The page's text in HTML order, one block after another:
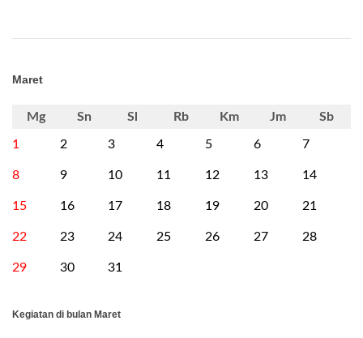
Maret
Mg Sn Sl Rb Km Jm Sb
1 2 3 4 5 6 7
8 9 10 11 12 13 14
15 16 17 18 19 20 21
22 23 24 25 26 27 28
29 30 31
Kegiatan di bulan Maret